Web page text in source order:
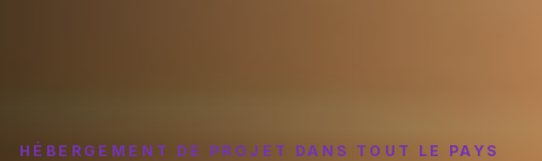
HÉBERGEMENT DE PROJET DANS TOUT LE PAYS